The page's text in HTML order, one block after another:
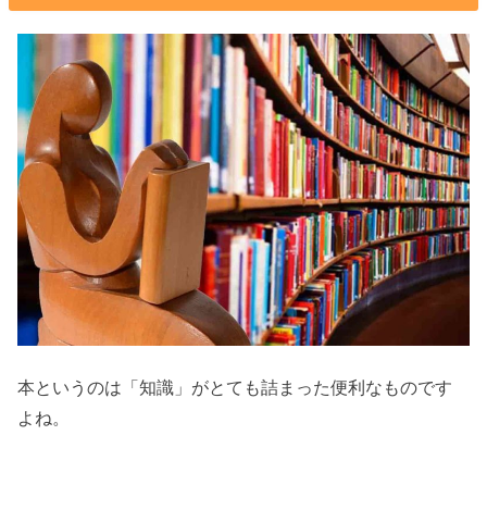
本というのは「知識」がとても詰まった便利なものです
よね。